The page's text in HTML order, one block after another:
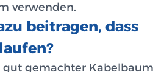
verwenden.
beitragen, dass
gut gemachter Kabelbaum